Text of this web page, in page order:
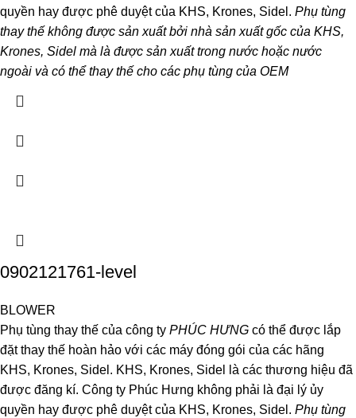
quyền hay được phê duyệt của KHS, Krones, Sidel. Phụ tùng
thay thế không được sản xuất bởi nhà sản xuất gốc của KHS,
Krones, Sidel mà là được sản xuất trong nước hoặc nước
ngoài và có thể thay thế cho các phụ tùng của OEM
0902121761-level
BLOWER
Phụ tùng thay thế của công ty PHÚC HƯNG có thể được lắp
đặt thay thế hoàn hảo với các máy đóng gói của các hãng
KHS, Krones, Sidel. KHS, Krones, Sidel là các thương hiệu đã
được đăng kí. Công ty Phúc Hưng không phải là đại lý ủy
quyền hay được phê duyệt của KHS, Krones, Sidel. Phụ tùng